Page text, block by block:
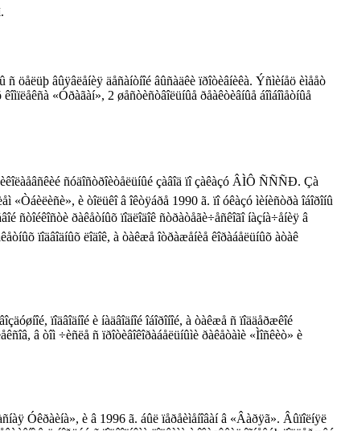
öåëüþ âûÿâëåíèÿ äåñàíòíîé âûñàäêè ïðîòèâíèêà. Ýñìèíåö èìååò
«Óðàãàí», 2 øåñòèñòâîëüíûå ðåàêòèâíûå áîìáîìåòíûå
ñóäîñòðîèòåëüíûé çàâîä ïî çàêàçó ÂÌÔ ÑÑÑÐ. Çà
«Òáèëèñè», è òîëüêî â îêòÿáðå 1990 ã. ïî óêàçó ìèíèñòðà îáîðîíû
ñòîéêîñòè ðàêåòíûõ ïîäëîäîê ñòðàòåãè÷åñêîãî íàçíà÷åíèÿ â
ïîäâîäíûõ ëîäîê, à òàêæå îòðàæåíèå êîðàáåëüíûõ àòàê
ïîäâîäíîé è íàäâîäíîé îáîðîíîé, à òàêæå ñ ïîääåðæêîé
â òîì ÷èñëå ñ ïðîòèâîêîðàáåëüíûìè ðàêåòàìè «Ìîñêèò» è
Óêðàèíà», è â 1996 ã. áûë ïåðåèìåíîâàí â «Âàðÿã». Âûïîëíÿë